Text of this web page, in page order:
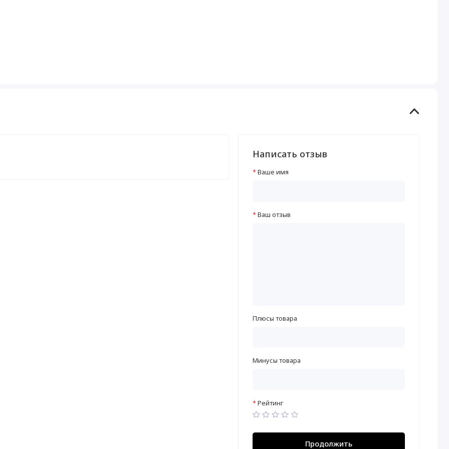
А предназначен для удаления из воды
аммония*, марганца*, органических
/ПО)*. Финишная очистка фильтром БигБлю
л, марганец до 3 мг/л, перманганантная
А 2,4 (обезжелезивание и умягчение
Написать отзыв
Ваше имя
Ваш отзыв
Плюсы товара
Минусы товара
Рейтинг
Продолжить